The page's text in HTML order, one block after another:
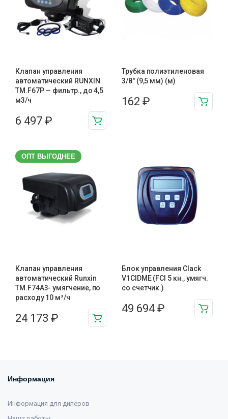
Клапан управления
автоматический RUNXIN
TM.F67P — фильтр., до 4,5
м3/ч
6 497 ₽
Трубка полиэтиленовая
3/8″ (9,5 мм) (м)
162 ₽
ОПТ ВЫГОДНЕЕ
Клапан управления
автоматический Runxin
TM.F74A3- умягчение, по
расходу 10 м³/ч
24 173 ₽
Блок управления Clack
V1CIDME (FCI 5 кн., умягч.
со счетчик.)
49 694 ₽
Информация
Информация для дилеров